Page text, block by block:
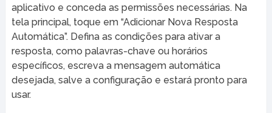
aplicativo e conceda as permissões necessárias. Na
tela principal, toque em “Adicionar Nova Resposta
Automática”. Defina as condições para ativar a
resposta, como palavras-chave ou horários
específicos, escreva a mensagem automática
desejada, salve a configuração e estará pronto para
usar.